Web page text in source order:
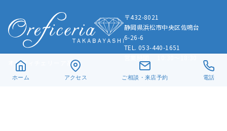
オレフィチェリーア高林
〒432-8021
静岡県浜松市中央区佐鳴台
6-26-6
TEL. 053-440-1651
ホーム アクセス ご相談・来店予約 電話